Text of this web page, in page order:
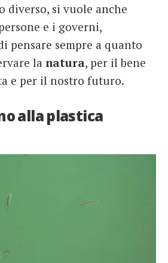
diverso, si vuole anche
e i governi,
pensare sempre a quanto
la natura, per il bene
e per il nostro futuro.
alla plastica